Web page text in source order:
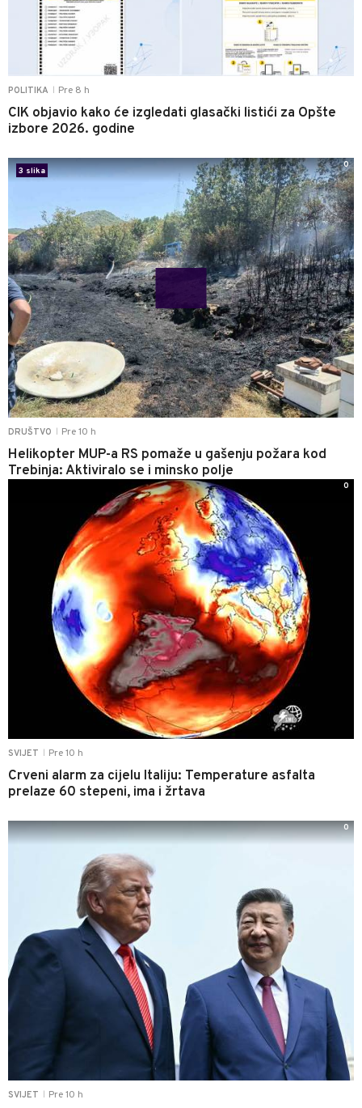
POLITIKA Pre 8 h
CIK objavio kako će izgledati glasački listići za Opšte
izbore 2026. godine
DRUŠTVO Pre 10 h
Helikopter MUP-a RS pomaže u gašenju požara kod
Trebinja: Aktiviralo se i minsko polje
3 slika
0
SVIJET Pre 10 h
Crveni alarm za cijelu Italiju: Temperature asfalta
prelaze 60 stepeni, ima i žrtava
0
SVIJET Pre 10 h
0